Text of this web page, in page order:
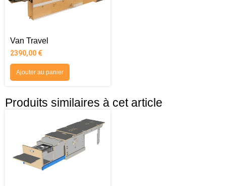
Van Travel
2390,00 €
Ajouter au panier
Produits similaires à cet article